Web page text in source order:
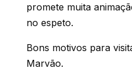
promete muita
no espeto.
Bons motivos para
Marvão.